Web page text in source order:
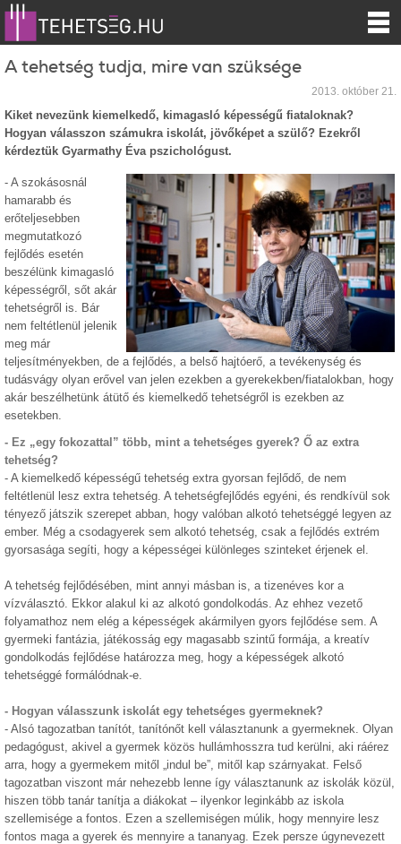
A tehetség tudja, mire van szüksége
2013. október 21.
Kiket nevezünk kiemelkedő, kimagasló képességű fiataloknak?
Hogyan válasszon számukra iskolát, jövőképet a szülő? Ezekről
kérdeztük Gyarmathy Éva pszichológust.
- A szokásosnál
hamarabb és
erőteljesebben
megmutatkozó
fejlődés esetén
beszélünk kimagasló
képességről, sőt akár
tehetségről is. Bár
nem feltétlenül jelenik
meg már
teljesítményekben, de a fejlődés, a belső hajtóerő, a tevékenység és
tudásvágy olyan erővel van jelen ezekben a gyerekekben/fiatalokban, hogy
akár beszélhetünk átütő és kiemelkedő tehetségről is ezekben az
esetekben.
- Ez „egy fokozattal” több, mint a tehetséges gyerek? Ő az extra
tehetség?
- A kiemelkedő képességű tehetség extra gyorsan fejlődő, de nem
feltétlenül lesz extra tehetség. A tehetségfejlődés egyéni, és rendkívül sok
tényező játszik szerepet abban, hogy valóban alkotó tehetséggé legyen az
ember. Még a csodagyerek sem alkotó tehetség, csak a fejlődés extrém
gyorsasága segíti, hogy a képességei különleges szinteket érjenek el.
A tehetség fejlődésében, mint annyi másban is, a tizenéves kor a
vízválasztó. Ekkor alakul ki az alkotó gondolkodás. Az ehhez vezető
folyamathoz nem elég a képességek akármilyen gyors fejlődése sem. A
gyermeki fantázia, játékosság egy magasabb szintű formája, a kreatív
gondolkodás fejlődése határozza meg, hogy a képességek alkotó
tehetséggé formálódnak-e.
- Hogyan válasszunk iskolát egy tehetséges gyermeknek?
- Alsó tagozatban tanítót, tanítónőt kell választanunk a gyermeknek. Olyan
pedagógust, akivel a gyermek közös hullámhosszra tud kerülni, aki ráérez
arra, hogy a gyermekem mitől „indul be”, mitől kap szárnyakat. Felső
tagozatban viszont már nehezebb lenne így választanunk az iskolák közül,
hiszen több tanár tanítja a diákokat – ilyenkor leginkább az iskola
szellemisége a fontos. Ezen a szellemiségen múlik, hogy mennyire lesz
fontos maga a gyerek és mennyire a tananyag. Ezek persze úgynevezett